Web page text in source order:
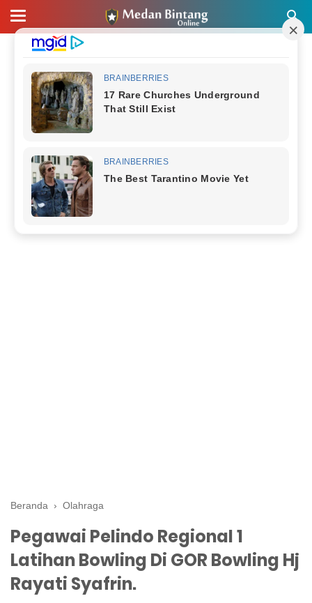
Beranda › Olahraga
Pegawai Pelindo Regional 1
Latihan Bowling Di GOR Bowling Hj
Rayati Syafrin.